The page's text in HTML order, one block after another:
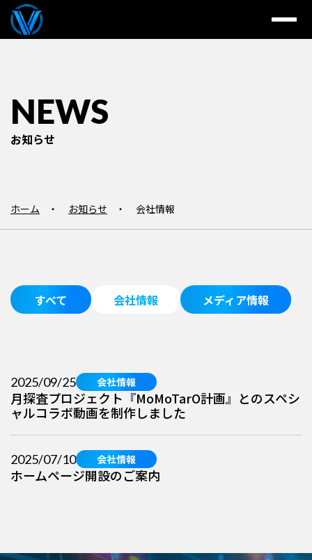
NEWS
お知らせ
ホーム お知らせ 会社情報
すべて 会社情報 メディア情報
2025/09/25 会社情報
月探査プロジェクト『MoMoTarO計画』とのスペシ
ャルコラボ動画を制作しました
2025/07/10 会社情報
ホームページ開設のご案内